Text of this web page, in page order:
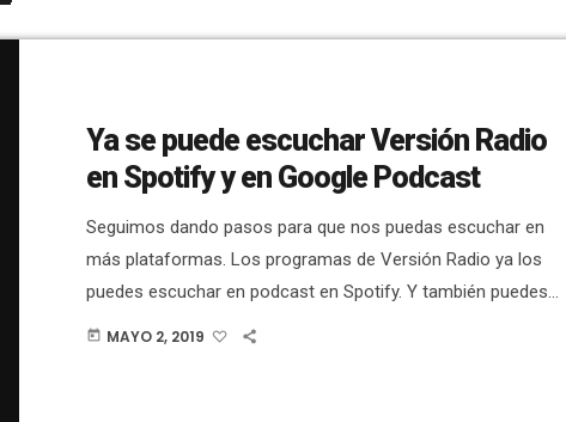
Ya se puede escuchar Versión Radio
en Spotify y en Google Podcast
Seguimos dando pasos para que nos puedas escuchar en
más plataformas. Los programas de Versión Radio ya los
puedes escuchar en podcast en Spotify. Y también puedes
escuchar Versión Radio en Google Podcast desde el móvil.
today MAYO 2, 2019